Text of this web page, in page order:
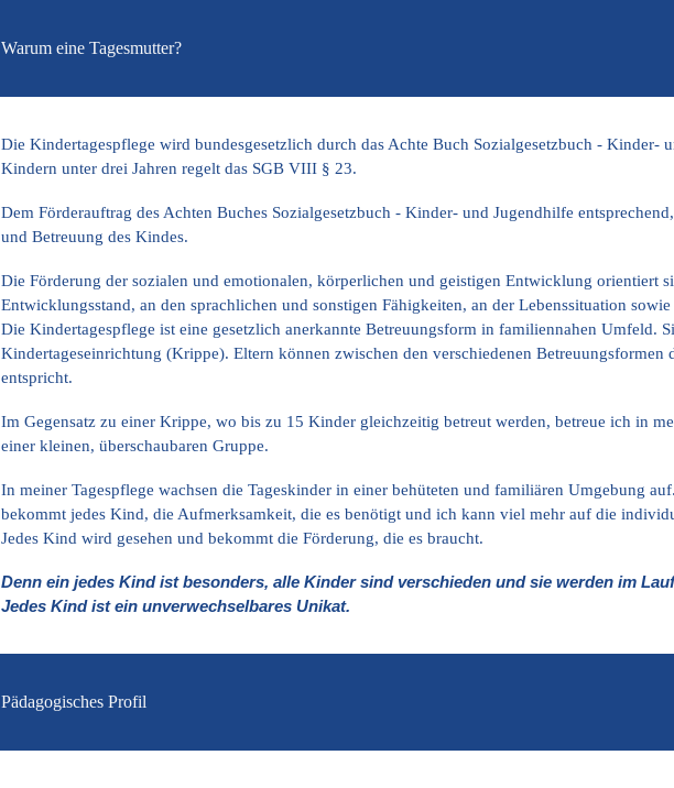
Skip to main content
Warum eine Tagesmutter?
Die Kindertagespflege wird bundesgesetzlich durch das Achte Buch Sozialgesetzbuch -
Kindern unter drei Jahren regelt das SGB VIII § 23.
Dem Förderauftrag des Achten Buches Sozialgesetzbuch - Kinder- und Jugendhilfe
und Betreuung des Kindes.
Die Förderung der sozialen und emotionalen, körperlichen und geistigen Entwicklung orientiert
Entwicklungsstand, an den sprachlichen und sonstigen Fähigkeiten, an der Lebenssituation
Die Kindertagespflege ist eine gesetzlich anerkannte Betreuungsform in familiennahen Umfeld.
Kindertageseinrichtung (Krippe). Eltern können zwischen den verschiedenen Betreuungsformen
entspricht.
Im Gegensatz zu einer Krippe, wo bis zu 15 Kinder gleichzeitig betreut werden, betreue ich in
einer kleinen, überschaubaren Gruppe.
In meiner Tagespflege wachsen die Tageskinder in einer behüteten und familiären Umgebung
bekommt jedes Kind, die Aufmerksamkeit, die es benötigt und ich kann viel mehr auf die
Jedes Kind wird gesehen und bekommt die Förderung, die es braucht.
Denn ein jedes Kind ist besonders, alle Kinder sind verschieden und sie werden im
Jedes Kind ist ein unverwechselbares Unikat.
Pädagogisches Profil